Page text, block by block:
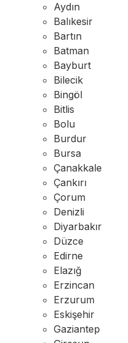
Aydın
Balıkesir
Bartın
Batman
Bayburt
Bilecik
Bingöl
Bitlis
Bolu
Burdur
Bursa
Çanakkale
Çankırı
Çorum
Denizli
Diyarbakır
Düzce
Edirne
Elazığ
Erzincan
Erzurum
Eskişehir
Gaziantep